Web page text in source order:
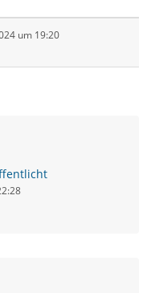
um 19:20